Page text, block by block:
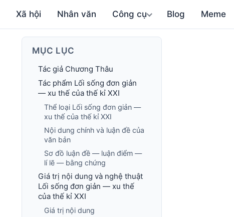
Xã hội Nhân văn Công cụ Blog Meme
MỤC LỤC
Tác giả Chương Thâu
Tác phẩm Lối sống đơn giản
— xu thế của thế kỉ XXI
Thể loại Lối sống đơn giản —
xu thế của thế kỉ XXI
Nội dung chính và luận đề của
văn bản
Sơ đồ luận đề — luận điểm —
lí lẽ — bằng chứng
Giá trị nội dung và nghệ thuật
Lối sống đơn giản — xu thế
của thế kỉ XXI
Giá trị nội dung